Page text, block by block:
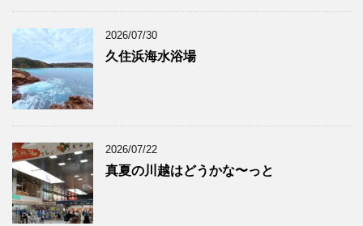
2026/07/30
久住浜海水浴場
2026/07/22
真夏の川越はどうかな〜っと